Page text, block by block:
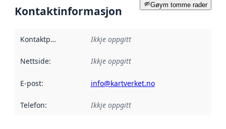
Gøym tomme rader
Kontaktinformasjon
Kontaktpunkt Ikkje oppgitt
Nettside: Ikkje oppgitt
E-post: info@kartverket.no
Telefon: Ikkje oppgitt